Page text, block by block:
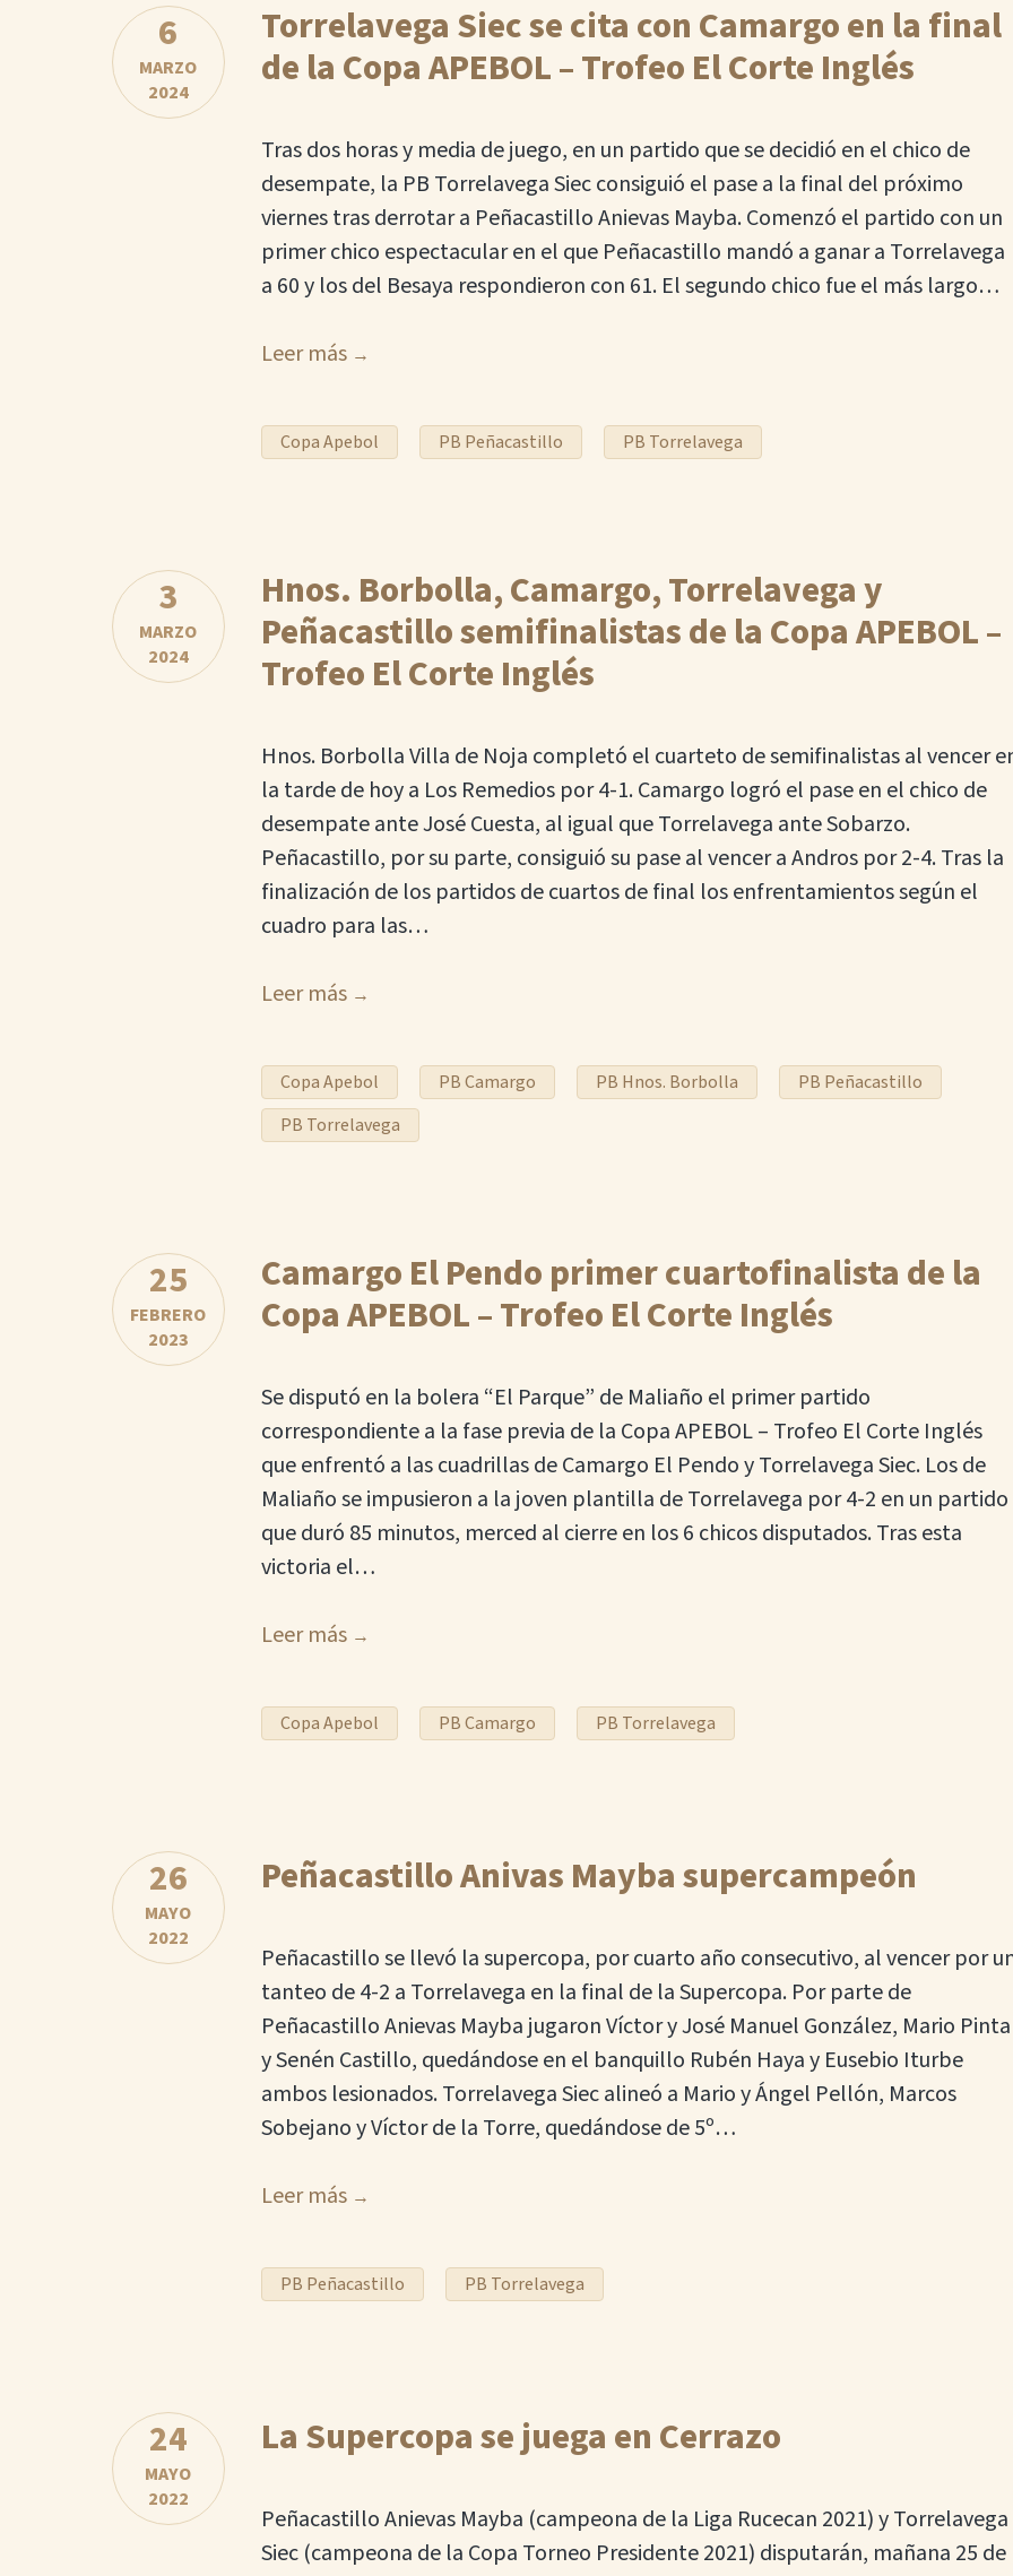
6
MARZO
2024
Torrelavega Siec se cita con Camargo en la final
de la Copa APEBOL – Trofeo El Corte Inglés
Tras dos horas y media de juego, en un partido que se decidió en el chico de
desempate, la PB Torrelavega Siec consiguió el pase a la final del próximo
viernes tras derrotar a Peñacastillo Anievas Mayba. Comenzó el partido con un
primer chico espectacular en el que Peñacastillo mandó a ganar a Torrelavega
a 60 y los del Besaya respondieron con 61. El segundo chico fue el más largo…
Leer más
Copa Apebol PB Peñacastillo PB Torrelavega
3
MARZO
2024
Hnos. Borbolla, Camargo, Torrelavega y
Peñacastillo semifinalistas de la Copa APEBOL –
Trofeo El Corte Inglés
Hnos. Borbolla Villa de Noja completó el cuarteto de semifinalistas al vencer
la tarde de hoy a Los Remedios por 4-1. Camargo logró el pase en el chico de
desempate ante José Cuesta, al igual que Torrelavega ante Sobarzo.
Peñacastillo, por su parte, consiguió su pase al vencer a Andros por 2-4. Tras la
finalización de los partidos de cuartos de final los enfrentamientos según el
cuadro para las…
Leer más
Copa Apebol PB Camargo PB Hnos. Borbolla
PB Peñacastillo
PB Torrelavega
25
FEBRERO
2023
Camargo El Pendo primer cuartofinalista de la
Copa APEBOL – Trofeo El Corte Inglés
Se disputó en la bolera “El Parque” de Maliaño el primer partido
correspondiente a la fase previa de la Copa APEBOL – Trofeo El Corte Inglés
que enfrentó a las cuadrillas de Camargo El Pendo y Torrelavega Siec. Los de
Maliaño se impusieron a la joven plantilla de Torrelavega por 4-2 en un partido
que duró 85 minutos, merced al cierre en los 6 chicos disputados. Tras esta
victoria el…
Leer más
Copa Apebol PB Camargo PB Torrelavega
26
MAYO
2022
Peñacastillo Anivas Mayba supercampeón
Peñacastillo se llevó la supercopa, por cuarto año consecutivo, al vencer por
tanteo de 4-2 a Torrelavega en la final de la Supercopa. Por parte de
Peñacastillo Anievas Mayba jugaron Víctor y José Manuel González, Mario Pinta
y Senén Castillo, quedándose en el banquillo Rubén Haya y Eusebio Iturbe
ambos lesionados. Torrelavega Siec alineó a Mario y Ángel Pellón, Marcos
Sobejano y Víctor de la Torre, quedándose de 5º…
Leer más
PB Peñacastillo PB Torrelavega
24
MAYO
2022
La Supercopa se juega en Cerrazo
Peñacastillo Anievas Mayba (campeona de la Liga Rucecan 2021) y Torrelavega
Siec (campeona de la Copa Torneo Presidente 2021) disputarán, mañana 25 de